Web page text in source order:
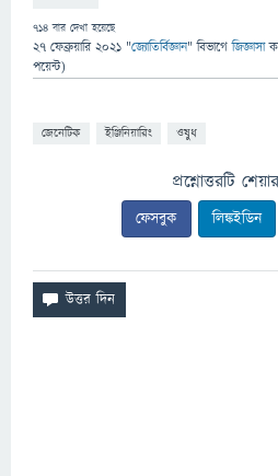
714 বার দেখা হয়েছে
27 ফেব্রুয়ারি 2021 "জ্যোতির্বিজ্ঞান" বিভাগে জিজ্ঞাসা
পয়েন্ট)
জেনেটিক ইঞ্জিনিয়ারিং ওষুধ
প্রশ্নোত্তরটি
ফেসবুক লিঙ্কইডিন